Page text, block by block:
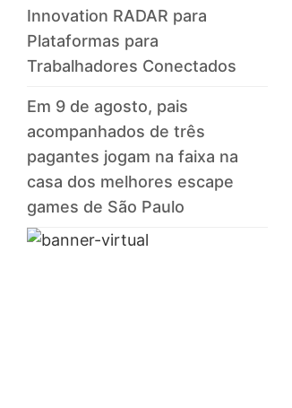
Innovation RADAR para
Plataformas para
Trabalhadores Conectados
Em 9 de agosto, pais
acompanhados de três
pagantes jogam na faixa na
casa dos melhores escape
games de São Paulo